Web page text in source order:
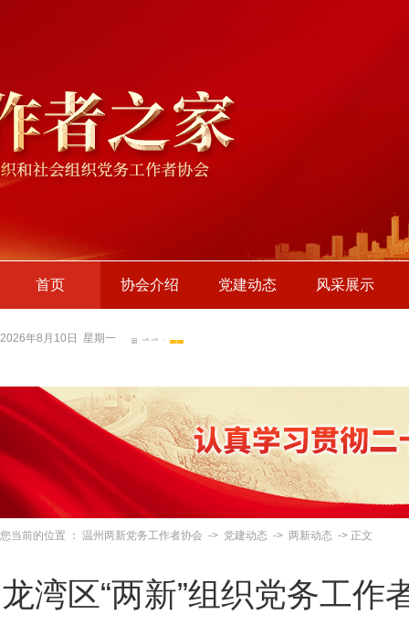
首页 协会介绍 党建动态 风采展示
2026年8月10日 星期一
您当前的位置 ： 温州两新党务工作者协会 -> 党建动态 -> 两新动态 -> 正文
龙湾区“两新”组织党务工作